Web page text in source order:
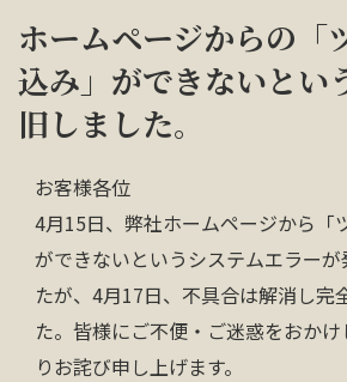
旅のひろば
イベント
新着情報
会社情報
お問い合
資料請求
ホームページからの「
込み」ができないとい
旧しました。
お客様各位
4月15日、弊社ホームページから「
ができないというシステムエラー
たが、4月17日、不具合は解消し完
た。皆様にご不便・ご迷惑をおか
りお詫び申し上げます。